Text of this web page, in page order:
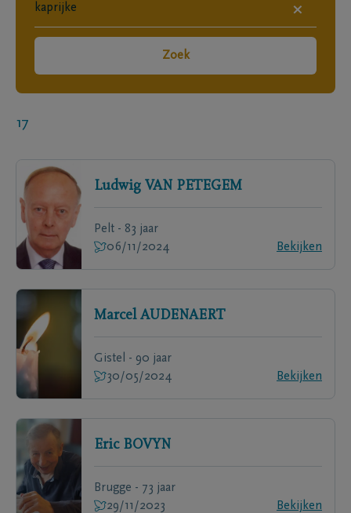
×
Zoek
17
Ludwig VAN PETEGEM
Pelt - 83 jaar
06/11/2024
Bekijken
Marcel AUDENAERT
Gistel - 90 jaar
30/05/2024
Bekijken
Eric BOVYN
Brugge - 73 jaar
29/11/2023
Bekijken